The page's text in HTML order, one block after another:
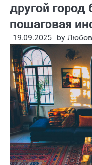
другой город
пошаговая
19.09.2025 by